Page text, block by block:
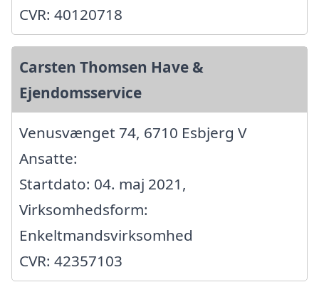
CVR: 40120718
Carsten Thomsen Have &
Ejendomsservice
Venusvænget 74, 6710 Esbjerg V
Ansatte:
Startdato: 04. maj 2021,
Virksomhedsform:
Enkeltmandsvirksomhed
CVR: 42357103